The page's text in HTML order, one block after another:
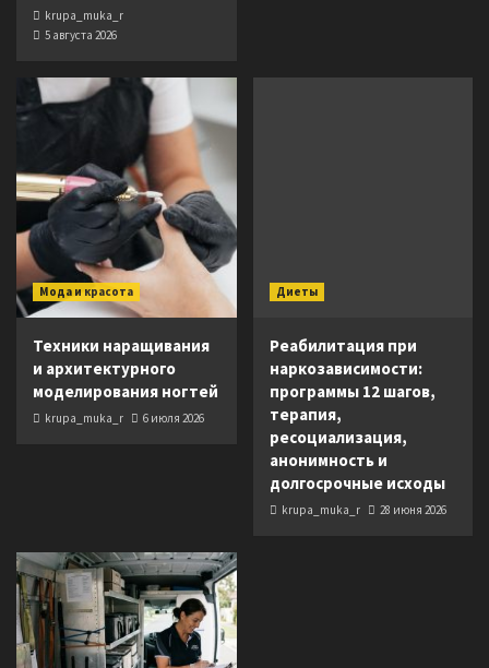
krupa_muka_r
5 августа 2026
Мода и красота
Техники наращивания
и архитектурного
моделирования ногтей
krupa_muka_r 6 июля 2026
Диеты
Реабилитация при
наркозависимости:
программы 12 шагов,
терапия,
ресоциализация,
анонимность и
долгосрочные исходы
krupa_muka_r 28 июня 2026